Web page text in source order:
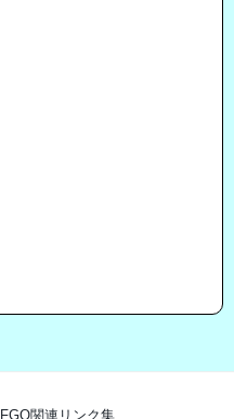
FGO関連リンク集